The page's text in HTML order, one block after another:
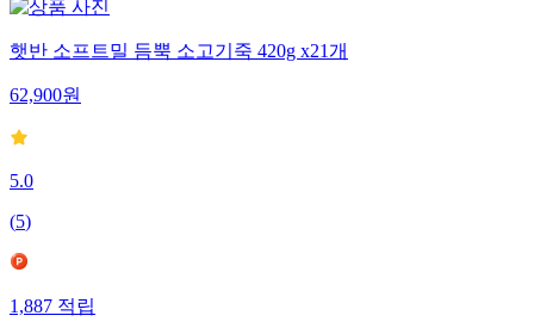
햇반 소프트밀 듬뿍 소고기죽 420g x21개
62,900원
5.0
(5)
1,887적립